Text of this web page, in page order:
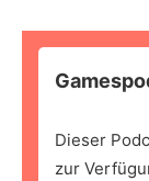
Dieser
zur